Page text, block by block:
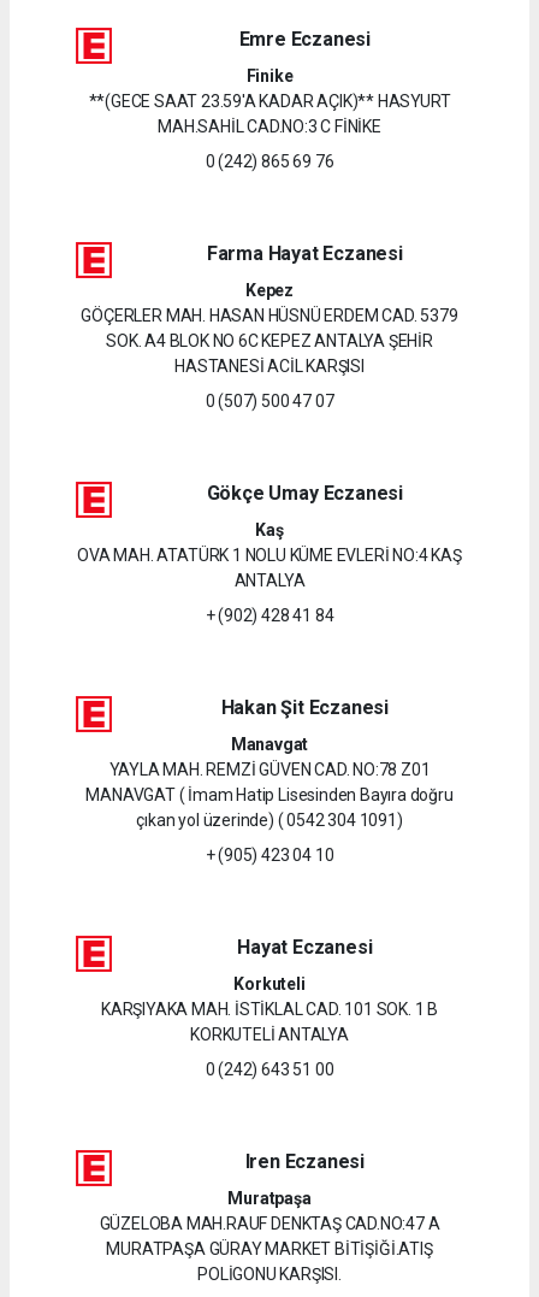
Emre Eczanesi
Finike
**(GECE SAAT 23.59'A KADAR AÇIK)** HASYURT
MAH.SAHİL CAD.NO:3 C FİNİKE
0 (242) 865 69 76
Farma Hayat Eczanesi
Kepez
GÖÇERLER MAH. HASAN HÜSNÜ ERDEM CAD. 5379
SOK. A4 BLOK NO 6C KEPEZ ANTALYA ŞEHİR
HASTANESİ ACİL KARŞISI
0 (507) 500 47 07
Gökçe Umay Eczanesi
Kaş
OVA MAH. ATATÜRK 1 NOLU KÜME EVLERİ NO:4 KAŞ
ANTALYA
+ (902) 428 41 84
Hakan Şit Eczanesi
Manavgat
YAYLA MAH. REMZİ GÜVEN CAD. NO:78 Z01
MANAVGAT ( İmam Hatip Lisesinden Bayıra doğru
çıkan yol üzerinde) ( 0542 304 1091)
+ (905) 423 04 10
Hayat Eczanesi
Korkuteli
KARŞIYAKA MAH. İSTİKLAL CAD. 101 SOK. 1 B
KORKUTELİ ANTALYA
0 (242) 643 51 00
Iren Eczanesi
Muratpaşa
GÜZELOBA MAH.RAUF DENKTAŞ CAD.NO:47 A
MURATPAŞA GÜRAY MARKET BİTİŞİĞİ.ATIŞ
POLİGONU KARŞISI.